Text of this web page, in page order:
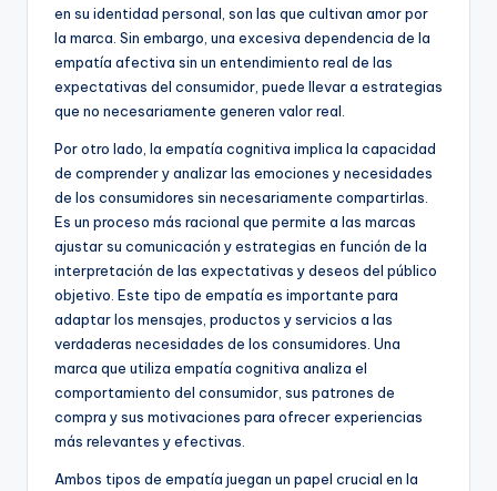
en su identidad personal, son las que cultivan amor por
la marca. Sin embargo, una excesiva dependencia de la
empatía afectiva sin un entendimiento real de las
expectativas del consumidor, puede llevar a estrategias
que no necesariamente generen valor real.
Por otro lado, la empatía cognitiva implica la capacidad
de comprender y analizar las emociones y necesidades
de los consumidores sin necesariamente compartirlas.
Es un proceso más racional que permite a las marcas
ajustar su comunicación y estrategias en función de la
interpretación de las expectativas y deseos del público
objetivo. Este tipo de empatía es importante para
adaptar los mensajes, productos y servicios a las
verdaderas necesidades de los consumidores. Una
marca que utiliza empatía cognitiva analiza el
comportamiento del consumidor, sus patrones de
compra y sus motivaciones para ofrecer experiencias
más relevantes y efectivas.
Ambos tipos de empatía juegan un papel crucial en la